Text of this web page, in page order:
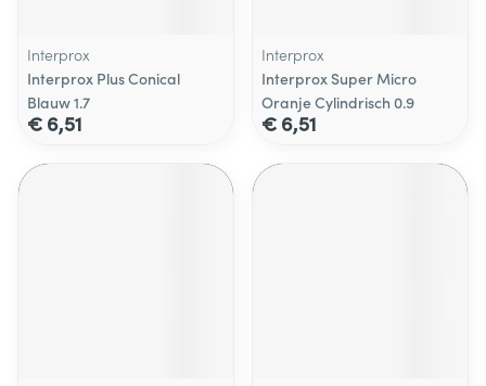
Interprox
Interprox Plus Conical
Blauw 1.7
€ 6,51
Interprox
Interprox Super Micro
Oranje Cylindrisch 0.9
€ 6,51